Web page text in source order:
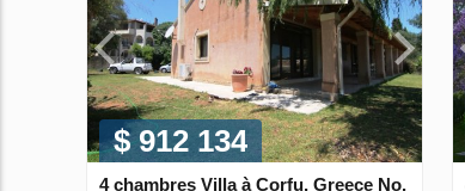
$ 912 134
4 chambres Villa à Corfu, Greece No.